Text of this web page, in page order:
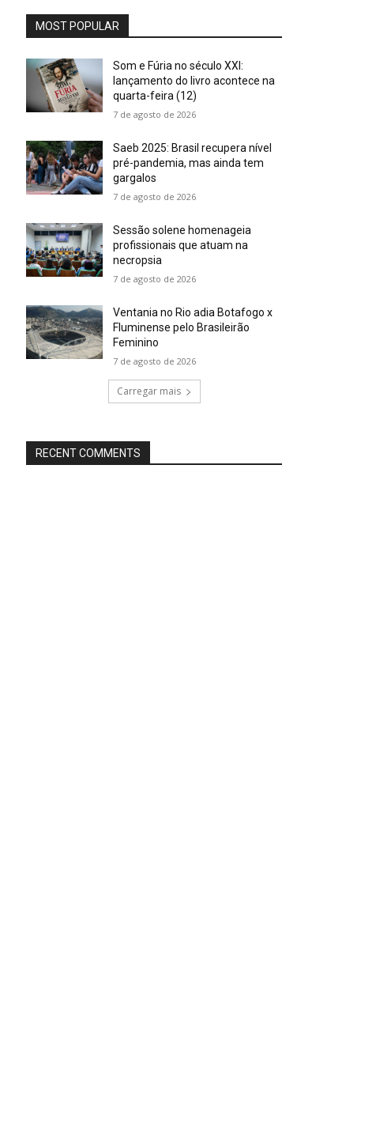
MOST POPULAR
Som e Fúria no século XXI:
lançamento do livro acontece na
quarta-feira (12)
7 de agosto de 2026
Saeb 2025: Brasil recupera nível
pré-pandemia, mas ainda tem
gargalos
7 de agosto de 2026
Sessão solene homenageia
profissionais que atuam na
necropsia
7 de agosto de 2026
Ventania no Rio adia Botafogo x
Fluminense pelo Brasileirão
Feminino
7 de agosto de 2026
Carregar mais
RECENT COMMENTS